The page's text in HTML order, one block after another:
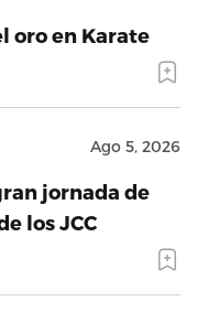
oro en Karate
Ago 5, 2026
jornada de
los JCC